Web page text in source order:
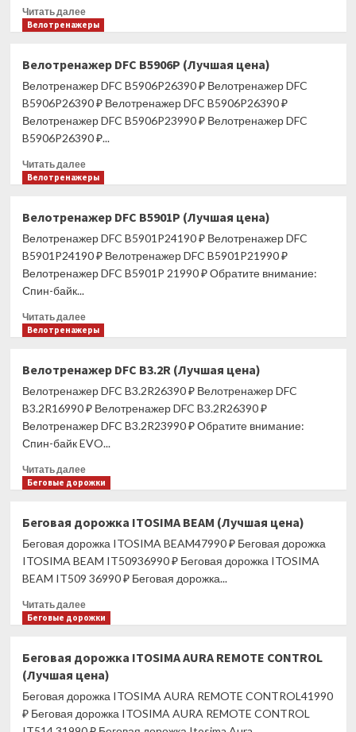
Читать далееПрочитать
больше
тренажер
Freemotion
e10.6
(Лучшая
цена)
Велотренажеры
Велотренажер DFC B5906P (Лучшая цена)
Велотренажер DFC B5906P26390 ₽ Велотренажер DFC
B5906P26390 ₽ Велотренажер DFC B5906P26390 ₽
Велотренажер DFC B5906P23990 ₽ Велотренажер DFC
B5906P26390 ₽...
Читать далееПрочитать
больше
DFC
B5906P
(Лучшая
цена)
Велотренажеры
Велотренажер DFC B5901P (Лучшая цена)
Велотренажер DFC B5901P24190 ₽ Велотренажер DFC
B5901P24190 ₽ Велотренажер DFC B5901P21990 ₽
Велотренажер DFC B5901P 21990 ₽ Обратите внимание:
Спин-байк...
Читать далееПрочитать
больше
DFC
B5901P
(Лучшая
цена)
Велотренажеры
Велотренажер DFC B3.2R (Лучшая цена)
Велотренажер DFC B3.2R26390 ₽ Велотренажер DFC
B3.2R16990 ₽ Велотренажер DFC B3.2R26390 ₽
Велотренажер DFC B3.2R23990 ₽ Обратите внимание:
Спин-байк EVO...
Читать далееПрочитать
больше
DFC
B3.2R
(Лучшая
цена)
Беговые дорожки
Беговая дорожка ITOSIMA BEAM (Лучшая цена)
Беговая дорожка ITOSIMA BEAM47990 ₽ Беговая дорожка
ITOSIMA BEAM IT50936990 ₽ Беговая дорожка ITOSIMA
BEAM IT509 36990 ₽ Беговая дорожка...
Читать далееПрочитать
больше
дорожка
ITOSIMA
BEAM
(Лучшая
цена)
Беговые дорожки
Беговая дорожка ITOSIMA AURA REMOTE CONTROL
(Лучшая цена)
Беговая дорожка ITOSIMA AURA REMOTE CONTROL41990
₽ Беговая дорожка ITOSIMA AURA REMOTE CONTROL